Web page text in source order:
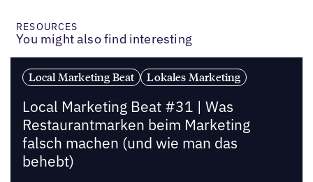
RESOURCES
You might also find interesting
Local Marketing Beat Lokales Marketing
Local Marketing Beat #31 | Was
Restaurantmarken beim Marketing
falsch machen (und wie man das
behebt)